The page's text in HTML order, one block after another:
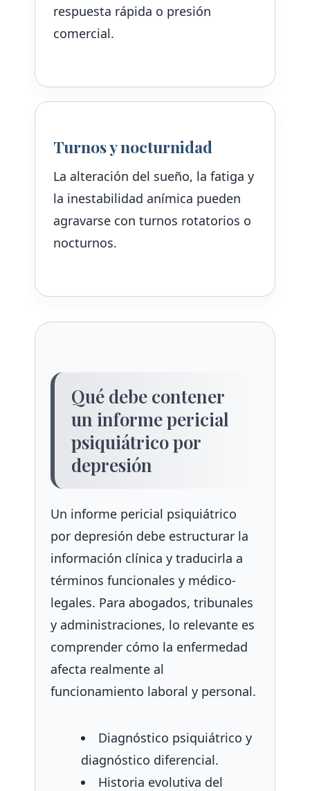
respuesta rápida o presión
comercial.
Turnos y nocturnidad
La alteración del sueño, la fatiga y
la inestabilidad anímica pueden
agravarse con turnos rotatorios o
nocturnos.
Qué debe contener
un informe pericial
psiquiátrico por
depresión
Un informe pericial psiquiátrico
por depresión debe estructurar la
información clínica y traducirla a
términos funcionales y médico-
legales. Para abogados, tribunales
y administraciones, lo relevante es
comprender cómo la enfermedad
afecta realmente al
funcionamiento laboral y personal.
Diagnóstico psiquiátrico y
diagnóstico diferencial.
Historia evolutiva del